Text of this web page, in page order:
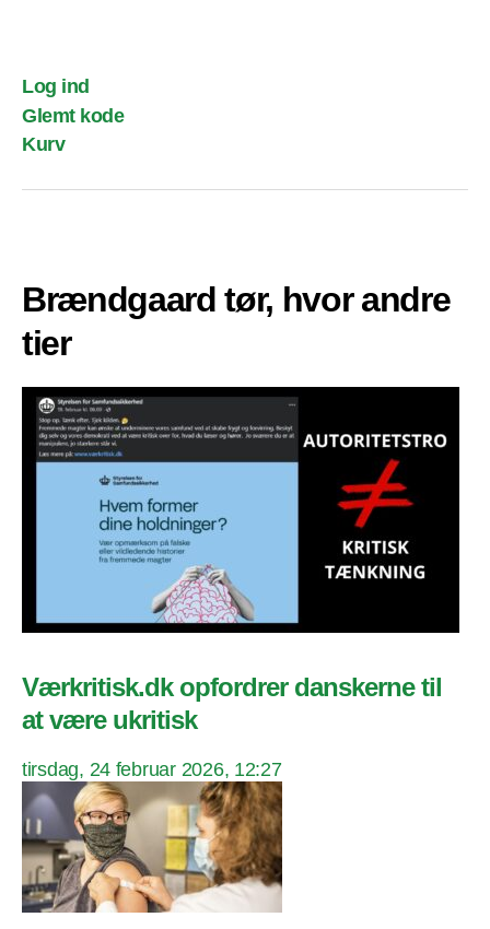
Log ind
Glemt kode
Kurv
Brændgaard tør, hvor andre
tier
Værkritisk.dk opfordrer danskerne til
at være ukritisk
tirsdag, 24 februar 2026, 12:27